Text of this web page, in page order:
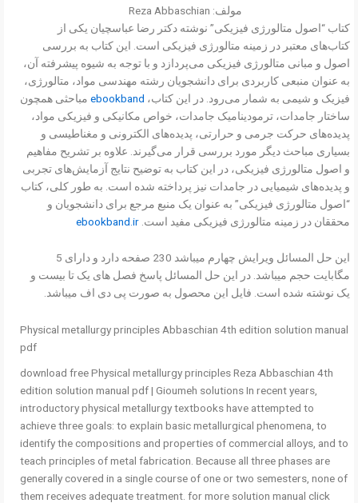
مولف: Reza Abbaschian
کتاب “اصول متالورژی فیزیکی” نوشته دکتر رضا عباسچیان یکی از
کتاب‌های معتبر در زمینه متالورژی فیزیکی است. این کتاب به بررسی
اصول و مبانی متالورژی فیزیکی می‌پردازد و با توجه به شیوه پیشرفته آن،
به عنوان منبعی کاربردی برای دانشجویان رشته مهندسی مواد، متالورژی،
فیزیک و شیمی به شمار می‌رود. در این کتاب، ebookband مباحثی همچون
ساختار جامدات، ترمودینامیک جامدات، خواص مکانیکی و فیزیکی مواد،
پدیده‌های حرکت جرمی و حرارتی، پدیده‌های الکترونی و مغناطیسی و
بسیاری مباحث دیگر مورد بررسی قرار می‌گیرند. علاوه بر تشریح مفاهیم
و اصول متالورژی فیزیکی، در این کتاب به توضیح نتایج آزمایش‌های تجربی
و پدیده‌های شیمیایی در جامدات نیز پرداخته شده است. به طور کلی، کتاب
“اصول متالورژی فیزیکی” به عنوان یک منبع مرجع برای دانشجویان و
محققان در زمینه متالورژی فیزیکی مفید است. ebookband.ir
این حل المسائل ویرایش چهارم میباشد 230 صفحه دارد و دارای 5
مگابایت حجم میباشد. در این حل المسائل پاسخ فصل های یک تا بیست و
یک نوشته شده است. فایل این محصول به صورت پی دی اف میباشد.
Physical metallurgy principles Abbaschian 4th edition solution manual
pdf
download free Physical metallurgy principles Reza Abbaschian 4th
edition solution manual pdf | Gioumeh solutions In recent years,
introductory physical metallurgy textbooks have attempted to
achieve three goals: to explain basic metallurgical phenomena, to
identify the compositions and properties of commercial alloys, and to
teach principles of metal fabrication. Because all three phases are
generally covered in a single course of one or two semesters, none of
them receives adequate treatment. for more solution manual click